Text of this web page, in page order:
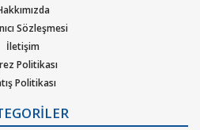
Alternatif, Dans – Elektronik
klasik, Latin Tango ska, reggae,
gibi pek çok müzik türleri için
bilet bulabilirsiniz. Elinizdeki
biletlerini de satabileceğiniz çok
için sunuyor.
Sözleşmesi
İletişim
Politikası
Politikası
Ağırlama